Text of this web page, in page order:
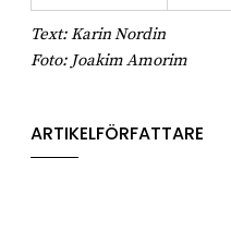
Text: Karin Nordin
Foto: Joakim Amorim
ARTIKELFÖRFATTARE